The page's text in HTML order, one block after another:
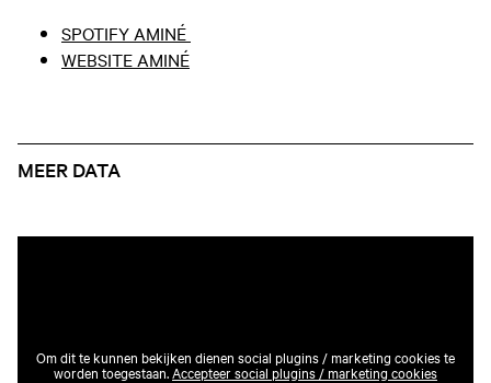
SPOTIFY AMINÉ
WEBSITE AMINÉ
MEER DATA
Om dit te kunnen bekijken dienen social plugins / marketing cookies te
worden toegestaan.Accepteer social plugins / marketing cookies